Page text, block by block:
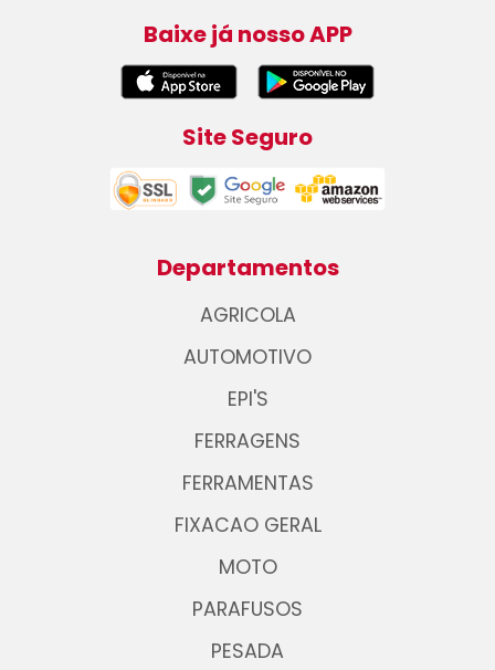
Baixe já nosso APP
Site Seguro
Departamentos
AGRICOLA
AUTOMOTIVO
EPI'S
FERRAGENS
FERRAMENTAS
FIXACAO GERAL
MOTO
PARAFUSOS
PESADA